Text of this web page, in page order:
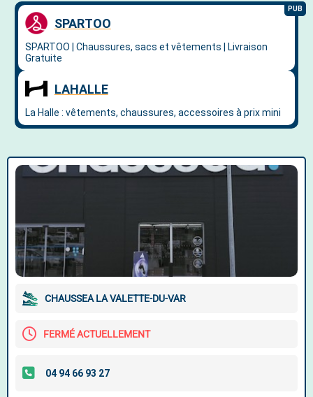
CHAUSSEA LA VALETTE-DU-VAR
FERMÉ ACTUELLEMENT